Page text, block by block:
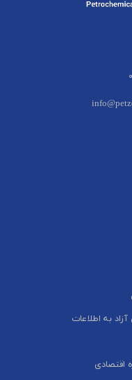
به اطلاعات
اقتصادی